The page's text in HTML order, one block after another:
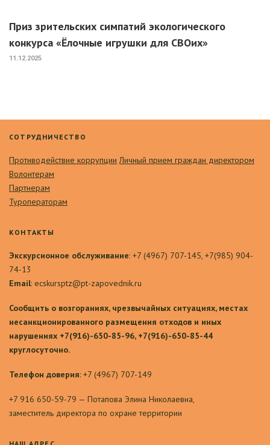
Приз зрительских симпатий экологического
конкурса «Ёлочные игрушки для СВОих»
11.12.2025
СОТРУДНИЧЕСТВО
Противодействие коррупции Личный прием граждан директором
Волонтерам
Партнерам
Туроператорам
КОНТАКТЫ
Экскурсионное обслуживание: +7 (4967) 707-145, +7(985) 904-
74-13
Email: ecskursptz@pt-zapovednik.ru
Сообщить о возгораниях, чрезвычайных ситуациях, местах
несанкционированного размещения отходов и иных
нарушениях +7(916)-650-85-96, +7(916)-650-85-44
круглосуточно.
Телефон доверия: +7 (4967) 707-149
+7 916 650-59-79 — Потапова Элина Николаевна,
заместитель директора по охране территории